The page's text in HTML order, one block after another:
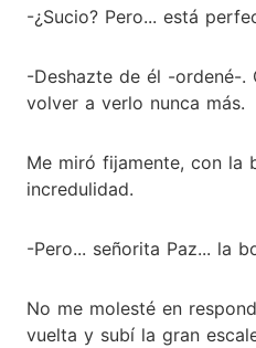
-¿Sucio? Pero... está
-Deshazte de él -ordené-.
volver a verlo nunca más.
Me miró fijamente, con la
incredulidad.
-Pero... señorita Paz... la
No me molesté en
vuelta y subí la gran